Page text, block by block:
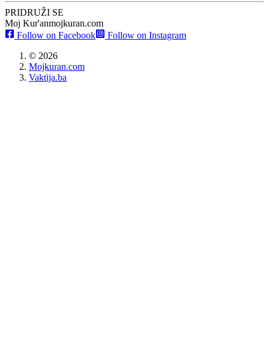
PRIDRUŽI SE
Moj Kur'anmojkuran.com
Follow on Facebook
Follow on Instagram
© 2026
Mojkuran.com
Vaktija.ba